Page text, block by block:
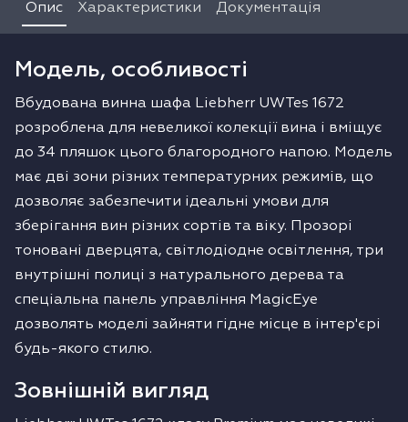
Опис Характеристики Документація
Модель, особливості
Вбудована винна шафа Liebherr UWTes 1672
розроблена для невеликої колекції вина і вміщує
до 34 пляшок цього благородного напою. Модель
має дві зони різних температурних режимів, що
дозволяє забезпечити ідеальні умови для
зберігання вин різних сортів та віку. Прозорі
тоновані дверцята, світлодіодне освітлення, три
внутрішні полиці з натурального дерева та
спеціальна панель управління MagicEye
дозволять моделі зайняти гідне місце в інтер'єрі
будь-якого стилю.
Зовнішній вигляд